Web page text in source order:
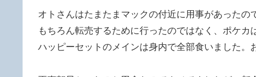
オトさんはたまたまマックの付近に用事があったの
もちろん転売するために行ったのではなく、ポケカ
ハッピーセットのメインは身内で全部食いました。